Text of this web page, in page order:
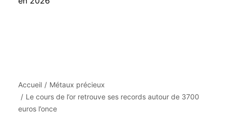
Accueil
Métaux précieux
Le cours de l’or retrouve ses records autour de 3700
euros l’once